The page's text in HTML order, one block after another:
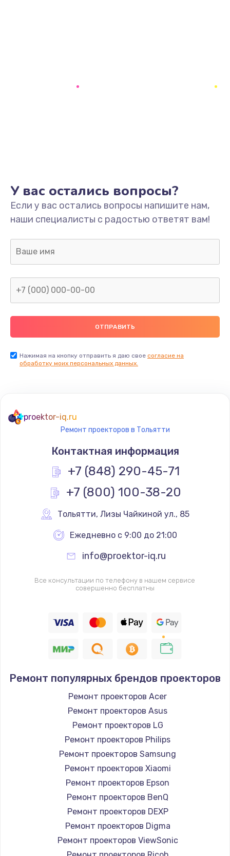
У вас остались вопросы?
Если у вас остались вопросы напишите нам,
наши специалисты с радостью ответят вам!
Нажимая на кнопку отправить я даю свое согласие на
обработку моих персональных данных.
proektor-iq.ru
Ремонт проекторов в Тольятти
Контактная информация
+7 (848) 290-45-71
+7 (800) 100-38-20
Тольятти, Лизы Чайкиной ул., 85
Ежедневно с 9:00 до 21:00
info@proektor-iq.ru
Все консультации по телефону в нашем сервисе
совершенно бесплатны
Ремонт популярных брендов проекторов
Ремонт проекторов Acer
Ремонт проекторов Asus
Ремонт проекторов LG
Ремонт проекторов Philips
Ремонт проекторов Samsung
Ремонт проекторов Xiaomi
Ремонт проекторов Epson
Ремонт проекторов BenQ
Ремонт проекторов DEXP
Ремонт проекторов Digma
Ремонт проекторов ViewSonic